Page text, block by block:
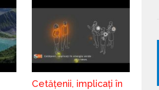
Cetățenii, implicați în